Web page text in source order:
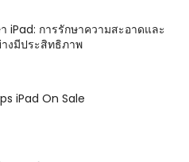
iPad: การรักษาความสะอาดและ
งมีประสิทธิภาพ
iPad On Sale